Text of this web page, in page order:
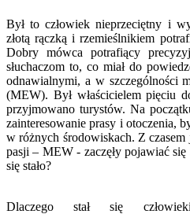
Był to człowiek nieprzeciętny i
złotą rączką i rzemieślnikiem
Dobry mówca potrafiący
słuchaczom to, co miał do
odnawialnymi, a w szczególności
(MEW). Był właścicielem pięciu
przyjmowano turystów. Na
zainteresowanie prasy i otoczenia,
w różnych środowiskach. Z
pasji – MEW - zaczęły pojawiać
się stało?
Dlaczego stał się